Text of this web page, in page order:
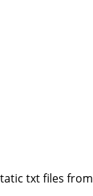
txt files from